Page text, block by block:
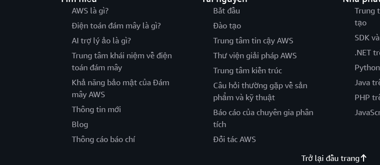
AWS là gì?
Điện toán đám mây là gì?
AI trợ lý ảo là gì?
Trung tâm khái niệm về điện
toán đám mây
Khả năng bảo mật của Đám
mây AWS
Thông tin mới
Blog
Thông cáo báo chí
Bắt đầu
Đào tạo
Trung tâm tin cậy AWS
Thư viện giải pháp AWS
Trung tâm kiến trúc
Câu hỏi thường gặp về sản
phẩm và kỹ thuật
Báo cáo của chuyên gia phân
tích
Đối tác AWS
Trung
tạo
SDK
.NET
Java
PHP
Trở lại đầu trang